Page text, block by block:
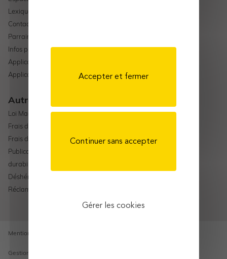
Lexique
Contact
Parrainage
Infos pratiques
Application mobile Android
Application mobile Apple
Autres liens
Loi Madelin
Frais de gestion AMPLI-ASSURANCE VIE
Frais de gestion AMPLI-PER
Publication d’informations en matière de
durabilité
Déshérence
Réclamation
Mentions légales
Gestion des cookies
Accepter et fermer
Continuer sans accepter
Gérer les cookies